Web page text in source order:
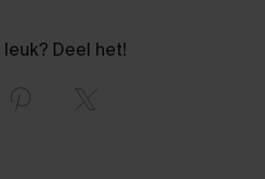
Deel het!